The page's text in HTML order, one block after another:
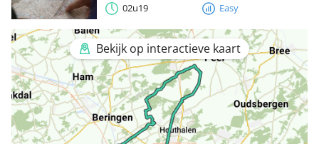
02u19
Easy
Bekijk op interactieve kaart